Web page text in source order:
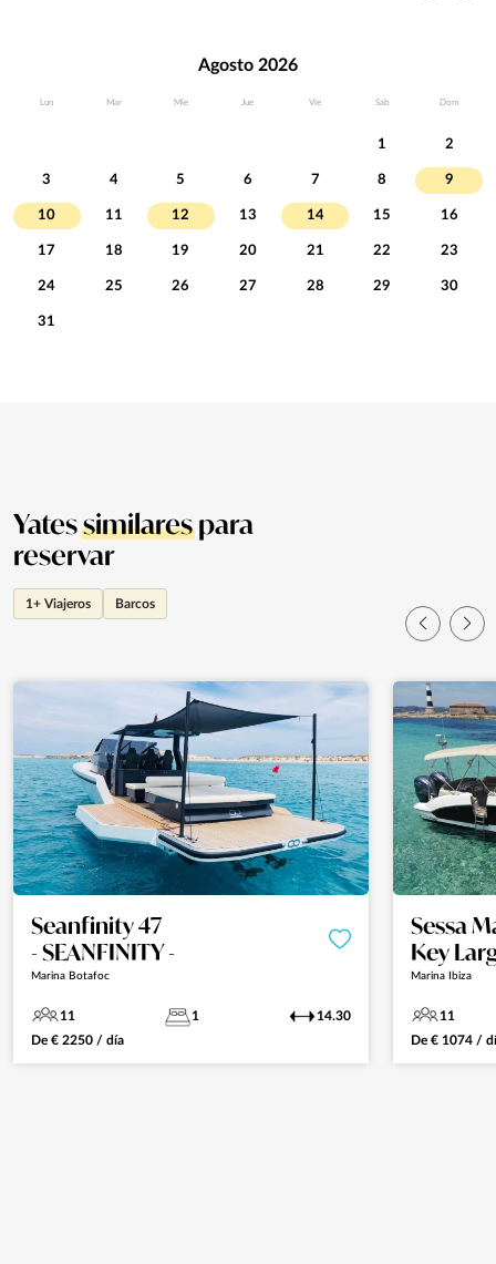
Agosto 2026
Lun Mar Mie Jue Vie Sab Dom
1 2
3 4 5 6 7 8 9
10 11 12 13 14 15 16
17 18 19 20 21 22 23
24 25 26 27 28 29 30
31
Yatessimilarespara
reservar
1+ Viajeros Barcos
Seanfinity 47
- SEANFINITY -
Marina Botafoc
11 1
14.30
De € 2250 / día
Sessa
Key
Marina Ibiza
11
De€ 1074 /